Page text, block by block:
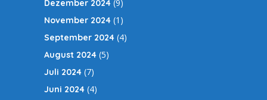
Dezember 2024 (9)
November 2024 (1)
September 2024 (4)
August 2024 (5)
Juli 2024 (7)
Juni 2024 (4)